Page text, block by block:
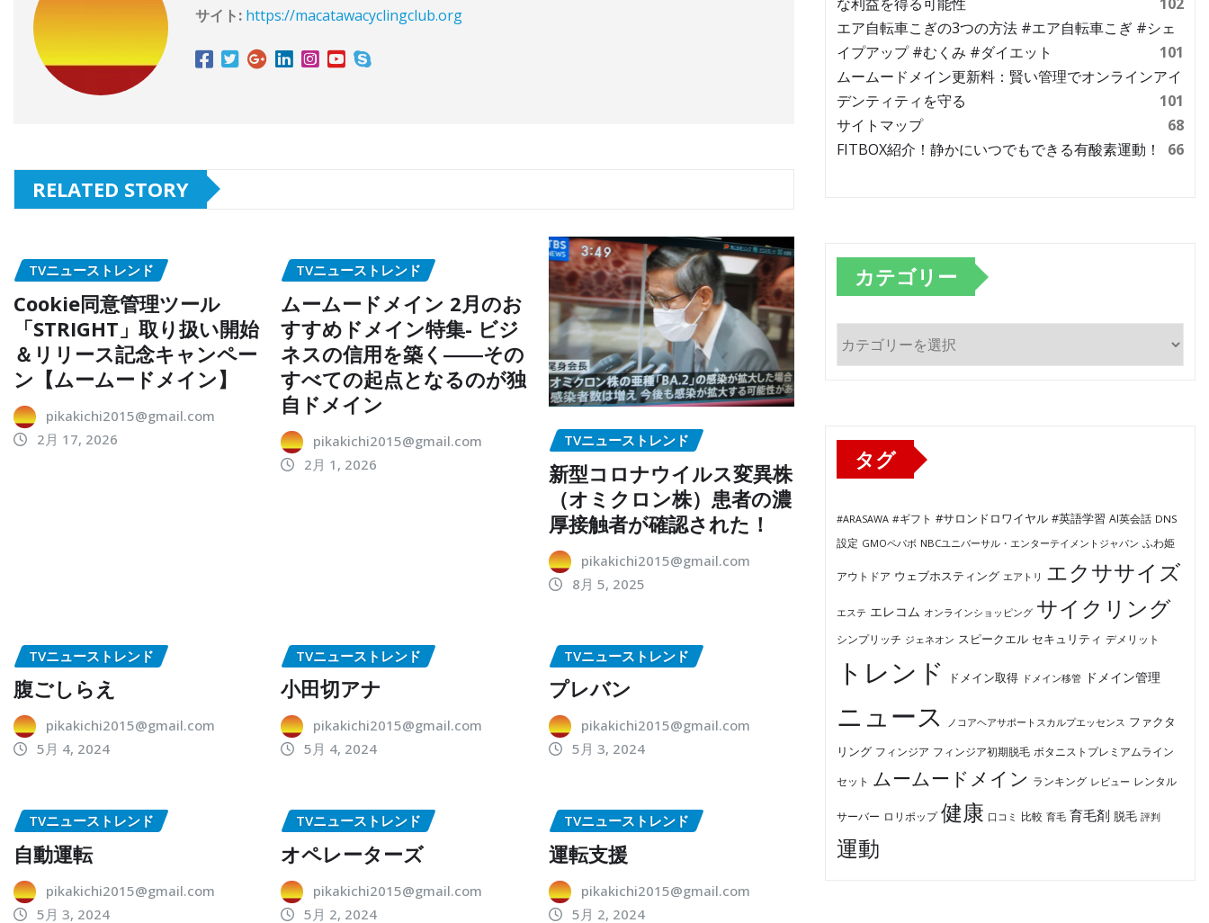
サイト: https://macatawacyclingclub.org
RELATED STORY
TVニューストレンド
Cookie同意管理ツール
「STRIGHT」取り扱い開始
＆リリース記念キャンペー
ン【ムームードメイン】
pikakichi2015@gmail.com
2月 17, 2026
TVニューストレンド
ムームードメイン 2月のお
すすめドメイン特集- ビジ
ネスの信用を築く――その
すべての起点となるのが独
自ドメイン
pikakichi2015@gmail.com
2月 1, 2026
TVニューストレンド
新型コロナウイルス変異株
（オミクロン株）患者の濃
厚接触者が確認された！
pikakichi2015@gmail.com
8月 5, 2025
TVニューストレンド
腹ごしらえ
pikakichi2015@gmail.com
5月 4, 2024
TVニューストレンド
小田切アナ
pikakichi2015@gmail.com
5月 4, 2024
TVニューストレンド
プレバン
pikakichi2015@gmail.com
5月 3, 2024
TVニューストレンド
自動運転
pikakichi2015@gmail.com
5月 3, 2024
TVニューストレンド
オペレーターズ
pikakichi2015@gmail.com
5月 2, 2024
TVニューストレンド
運転支援
pikakichi2015@gmail.com
5月 2, 2024
エア自転車こぎの3つの方法 #エア自転車こぎ #シェ
イプアップ #むくみ #ダイエット
101
ムームードメイン更新料：賢い管理でオンラインアイ
デンティティを守る
101
サイトマップ
68
FITBOX紹介！静かにいつでもできる有酸素運動！
66
カテゴリー
テ
タグ
#ARASAWA #ギフト #サロンドロワイヤル #英語学習 AI英会話 DNS
設定 GMOペパボ NBCユニバーサル・エンターテイメントジャパン ふわ姫
アウトドア ウェブホスティング エアトリ エクササイズ
エステ エレコム オンラインショッピング サイクリング
シンプリッチ ジェネオン スピークエル セキュリティ デメリット
トレンド ドメイン取得 ドメイン移管 ドメイン管理
ニュース ノコアヘアサポートスカルプエッセンス ファクタ
リング フィンジア フィンジア初期脱毛 ボタニストプレミアムライン
セット ムームードメイン ランキング レビュー レンタル
サーバー ロリポップ 健康 口コミ 比較 育毛 育毛剤 脱毛 評判
運動